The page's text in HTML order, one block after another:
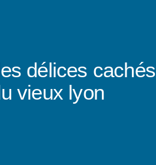
délices cachés
vieux lyon